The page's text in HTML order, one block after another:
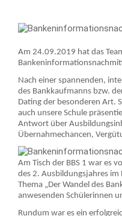
Am 24.09.2019 hat das
Nach einer spannenden,
des Bankkaufmanns bzw.
Dating der besonderen Art.
auch unsere Schule
Antwort über
Übernahmechancen,
Am Tisch der BBS 1 war es
des 2. Ausbildungsjahres im
Thema „Der Wandel des
anwesenden Schülerinnen
Rundum war es ein